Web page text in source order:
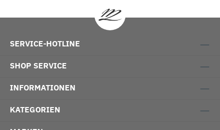
SERVICE-HOTLINE
SHOP SERVICE
INFORMATIONEN
KATEGORIEN